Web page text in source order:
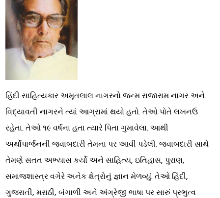
હિંદી સાહિત્યકાર અમૃતલાલ નાગરનો જન્મ રાજારામ નાગર અને
વિદ્યાવતી નાગરને ત્યાં આગ્રામાં થયો હતો. તેઓ પોતે લખનઉ
રહેતા. તેઓ ૧૯ વર્ષના હતા ત્યારે પિતા ગુમાવેલા. આથી
અર્થોપાર્જનની જવાબદારી તેમના પર આવી પડેલી. જવાબદારી સાથે
તેમણે સતત અભ્યાસ કર્યો અને સાહિત્ય, ઇતિહાસ, પુરાણ,
સમાજશાસ્ત્ર વગેરે અનેક ક્ષેત્રોનું જ્ઞાન મેળવ્યું. તેઓ હિંદી,
ગુજરાતી, મરાઠી, બંગાળી અને અંગ્રેજી ભાષા પર સારું પ્રભુત્વ